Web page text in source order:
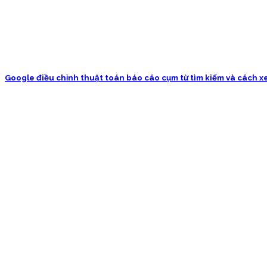
Google điều chỉnh thuật toán báo cáo cụm từ tìm kiếm và cách